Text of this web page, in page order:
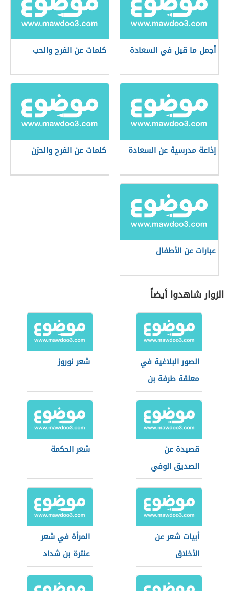
أجمل ما قيل في السعادة كلمات عن الفرح والحب
إذاعة مدرسية عن السعادة كلمات عن الفرح والحزن
عبارات عن الأطفال
الزوار شاهدوا أيضاً
الصور البلاغية في
معلقة طرفة بن
العبد
شعر نوروز
قصيدة عن
الصديق الوفي
شعر الحكمة
أبيات شعر عن
الأخلاق
المرأة في شعر
عنترة بن شداد